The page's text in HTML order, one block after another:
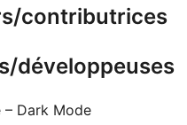
contributrices
développeuses
– Dark Mode